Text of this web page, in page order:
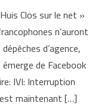
Clos sur le net »
n’auront
d’agence,
de Facebook
IVI: Interruption
maintenant […]